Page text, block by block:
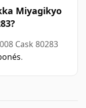
Miyagikyo
Cask 80283
.